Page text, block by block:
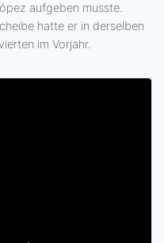
aufgeben musste.
hatte er in derselben
im Vorjahr.